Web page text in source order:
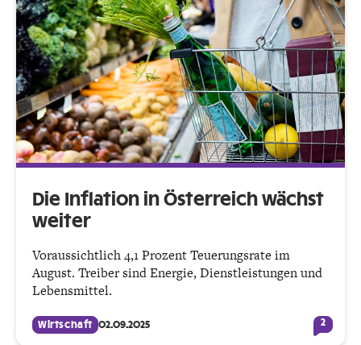
Die Inflation in Österreich wächst
weiter
Voraussichtlich 4,1 Prozent Teuerungsrate im
August. Treiber sind Energie, Dienstleistungen und
Lebensmittel.
Wirtschaft 02.09.2025 2